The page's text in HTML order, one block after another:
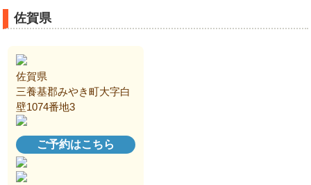
佐賀県
佐賀県
三養基郡みやき町大字白
壁1074番地3
ご予約はこちら